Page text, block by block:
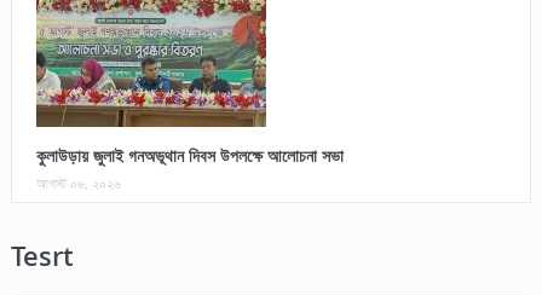
কুলাউড়ায় জুলাই গনঅভূথান দিবস উপলক্ষে আলোচনা সভা
আগস্ট ০৬, ২০২৬
Tesrt